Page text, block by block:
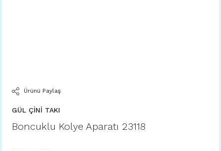
Ürünü Paylaş
GÜL ÇİNİ TAKI
Boncuklu Kolye Aparatı 23118